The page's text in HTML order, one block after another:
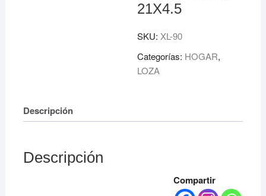
21X4.5
SKU: XL-90
Categorías: HOGAR,
LOZA
Descripción
Descripción
Compartir